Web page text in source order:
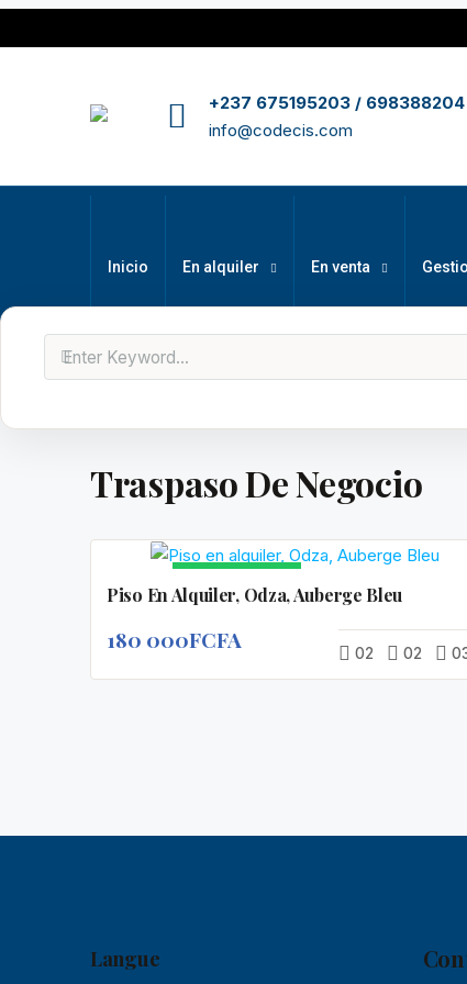
+237 675195203 / 698388204
info@codecis.com
Inicio En alquiler En venta
Traspaso De Negocio
Piso En Alquiler, Odza, Auberge Bleu
180 000FCFA 02 02
Langue